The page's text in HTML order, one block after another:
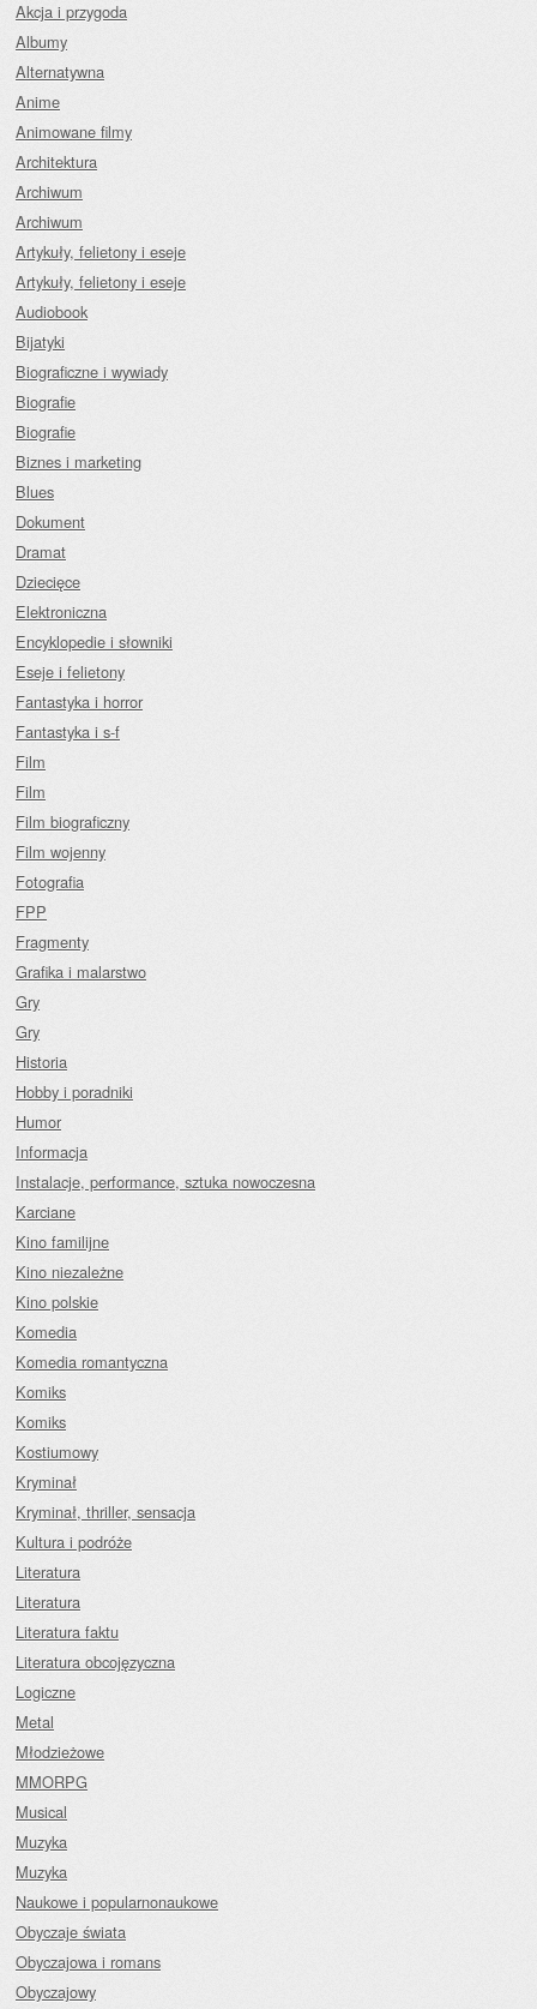
Akcja i przygoda
Albumy
Alternatywna
Anime
Animowane filmy
Architektura
Archiwum
Archiwum
Artykuły, felietony i eseje
Artykuły, felietony i eseje
Audiobook
Bijatyki
Biograficzne i wywiady
Biografie
Biografie
Biznes i marketing
Blues
Dokument
Dramat
Dziecięce
Elektroniczna
Encyklopedie i słowniki
Eseje i felietony
Fantastyka i horror
Fantastyka i s-f
Film
Film
Film biograficzny
Film wojenny
Fotografia
FPP
Fragmenty
Grafika i malarstwo
Gry
Gry
Historia
Hobby i poradniki
Humor
Informacja
Instalacje, performance, sztuka nowoczesna
Karciane
Kino familijne
Kino niezależne
Kino polskie
Komedia
Komedia romantyczna
Komiks
Komiks
Kostiumowy
Kryminał
Kryminał, thriller, sensacja
Kultura i podróże
Literatura
Literatura
Literatura faktu
Literatura obcojęzyczna
Logiczne
Metal
Młodzieżowe
MMORPG
Musical
Muzyka
Muzyka
Naukowe i popularnonaukowe
Obyczaje świata
Obyczajowa i romans
Obyczajowy